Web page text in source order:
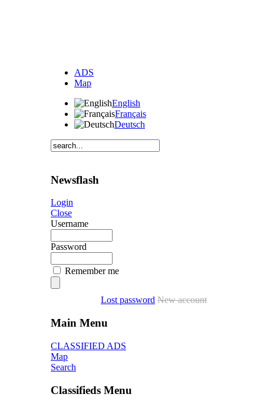
ADS
Map
English
Français
Deutsch
Newsflash
Login
Close
Username
Password
Remember me
Lost password New account
Main Menu
CLASSIFIED ADS
Map
Search
Classifieds Menu